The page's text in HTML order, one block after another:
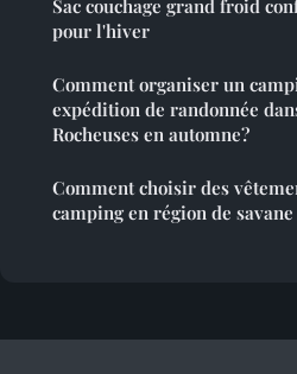
Sac couchage grand froid
pour l'hiver
Comment organiser un
expédition de randonnée
Rocheuses en automne?
Comment choisir des
camping en région de